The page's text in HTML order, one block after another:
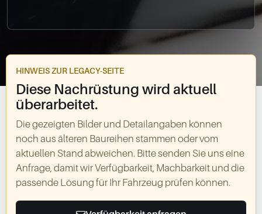
HINWEIS ZUR LEGACY-SEITE
Diese Nachrüstung wird aktuell
überarbeitet.
Die gezeigten Bilder und Detailangaben können
noch aus älteren Baureihen stammen oder vom
aktuellen Stand abweichen. Bitte senden Sie uns eine
Anfrage, damit wir Verfügbarkeit, Machbarkeit und die
passende Lösung für Ihr Fahrzeug prüfen können.